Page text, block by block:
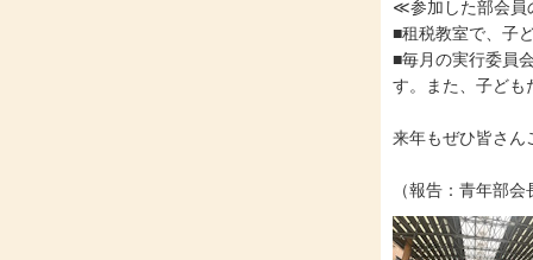
≪参加した部会
■租税教室で、子
■毎月の実行委員
す。また、子ども
来年もぜひ皆さん
（報告：青年部